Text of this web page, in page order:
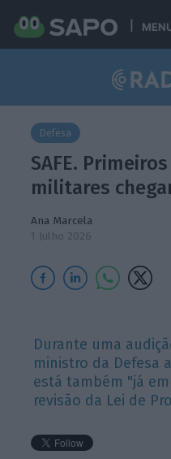
Defesa
SAFE.
militares
Ana Marcela
1 Julho 2026
Durante uma
ministro da Defesa
está também "já
revisão da Lei de